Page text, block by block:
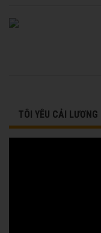
TÔI YÊU CẢI LƯƠNG